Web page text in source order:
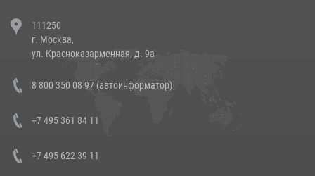
напавших на бригаду скорой помощи (видео)
14 июля 2026, 12:20
В Росгвардии прошла военно-научная конференция по обобщению
боевого опыта
111250
г. Москва,
ул. Красноказарменная, д. 9а
8 800 350 08 97 (автоинформатор)
+7 495 361 84 11
+7 495 622 39 11